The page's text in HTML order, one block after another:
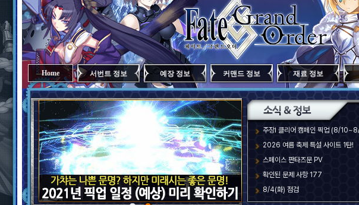
Home 서번트 정보 예장 정보 커맨드 정보 재료 정보
주장Ⅰ 클리어 캠페인 픽업 (8/
2026 여름 축제 특설 사이트 1탄!
스페이스 판타즈문 PV
확인된 문제 사항 177
8/4(화) 점검